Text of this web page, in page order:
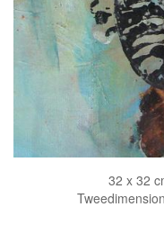
32 x 32